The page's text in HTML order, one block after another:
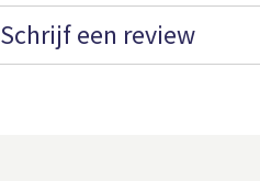
Schrijf een review